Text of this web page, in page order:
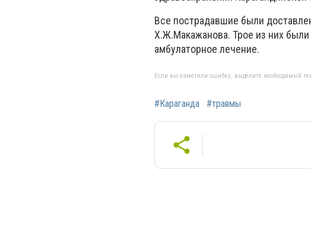
Все пострадавшие были
Х.Ж.Макажанова. Трое из них
амбулаторное лечение.
Если вы заметили ошибку, выделите необходимый
#Караганда #травмы